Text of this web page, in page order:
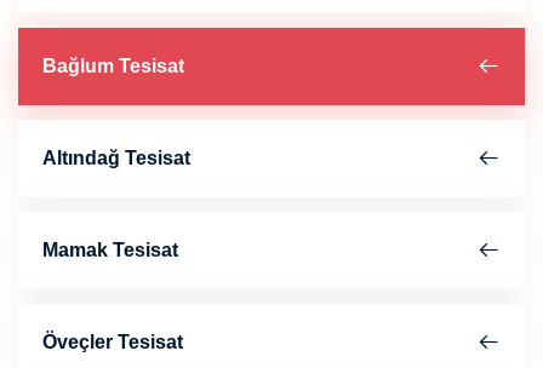
Bağlum Tesisat
Altındağ Tesisat
Mamak Tesisat
Öveçler Tesisat